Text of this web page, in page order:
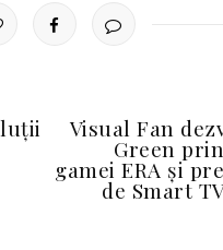
Visual Fan
Green
gamei ERA și
de Smart